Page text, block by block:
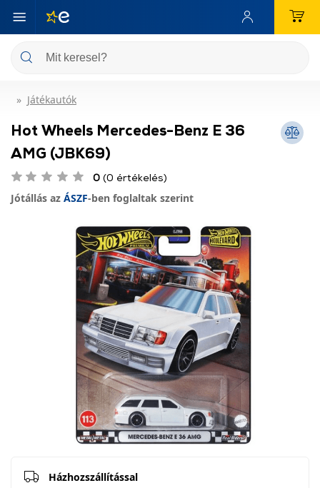
Játékautók
Hot Wheels Mercedes-Benz E 36
AMG (JBK69)
0 (0 értékelés)
Jótállás az ÁSZF-ben foglaltak szerint
Házhozszállítással